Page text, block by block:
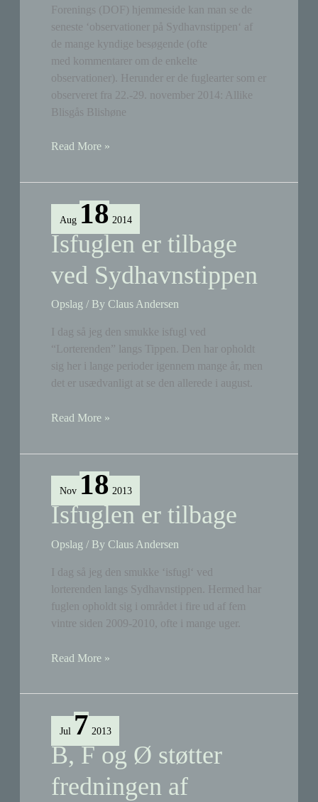
Forenings (DOF) hjemmeside kan man se de
seneste ‘observationer på Sydhavnstippen‘ af
de mange kyndige besøgende (ofte
med kommentarer om de enkelte
observationer). Herunder er de fuglearter som er
observeret fra 22.-29. november 2014: Allike
Blisgås Blishøne
60
på
en
uge!
Read More »
Aug 18 2014
Isfuglen er tilbage
ved Sydhavnstippen
Opslag / ByClaus Andersen
I dag så jeg den smukke isfugl ved
“Lorterenden” langs Tippen. Den har opholdt
sig her i lange perioder igennem mange år, men
det er usædvanligt at se den allerede i august.
Isfuglen
tilbage
Sydhavnstippen
Read More »
Nov 18 2013
Isfuglen er tilbage
Opslag / ByClaus Andersen
I dag så jeg den smukke ‘isfugl‘ ved
lorterenden langs Sydhavnstippen. Hermed har
fuglen opholdt sig i området i fire ud af fem
vintre siden 2009-2010, ofte i mange uger.
Isfuglen
tilbage
Read More »
Jul 7 2013
B, F og Ø støtter
fredningen af